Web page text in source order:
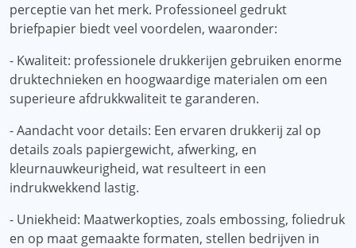
perceptie van het merk. Professioneel gedrukt
briefpapier biedt veel voordelen, waaronder:
- Kwaliteit: professionele drukkerijen gebruiken enorme
druktechnieken en hoogwaardige materialen om een ​​
superieure afdrukkwaliteit te garanderen.
- Aandacht voor details: Een ervaren drukkerij zal op
details zoals papiergewicht, afwerking, en
kleurnauwkeurigheid, wat resulteert in een
indrukwekkend lastig.
- Uniekheid: Maatwerkopties, zoals embossing, foliedruk
en op maat gemaakte formaten, stellen bedrijven in